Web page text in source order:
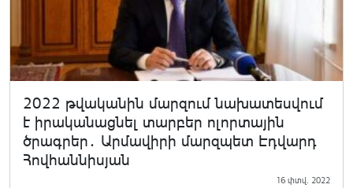
2022 թվականին մարզում նախատեսվում
է իրականացնել տարբեր ոլորտային
ծրագրեր․ Արմավիրի մարզպետ Էդվարդ
Հովհաննիսյան
16 փտվ. 2022